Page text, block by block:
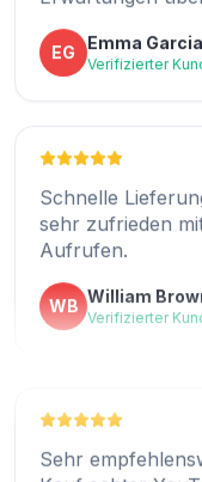
Emma Garcia
Schnelle
sehr zufrieden
Aufrufen.
William Brown
Hat dazu
Aufrufe zu
JT Joseph Turner
Verifizierter
Ich finde es toll,
YouTube-
MC
Verifizierter
Sehr
Kauf echter